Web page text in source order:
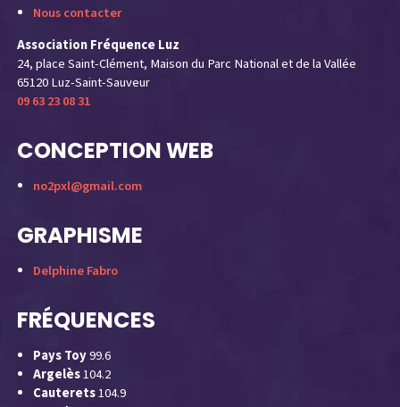
Nous contacter
Association Fréquence Luz
24, place Saint-Clément, Maison du Parc National et de la Vallée
65120 Luz-Saint-Sauveur
09 63 23 08 31
CONCEPTION WEB
no2pxl@gmail.com
GRAPHISME
Delphine Fabro
FRÉQUENCES
Pays Toy99.6
Argelès104.2
Cauterets104.9